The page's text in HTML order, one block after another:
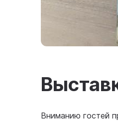
Вниманию гостей